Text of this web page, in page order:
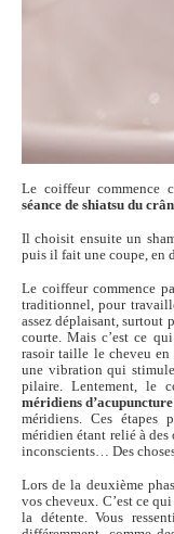
Le coiffeur commence
séance de shiatsu du
Il choisit ensuite un
puis il fait une coupe, en
Le coiffeur commence
traditionnel, pour
assez déplaisant, surtout
courte. Mais c’est ce
rasoir taille le cheveu
une vibration qui
pilaire. Lentement, le
méridiens
méridiens. Ces étapes
méridien étant relié à des
inconscients… Des
Lors de la deuxième
vos cheveux. C’est ce
la détente. Vous